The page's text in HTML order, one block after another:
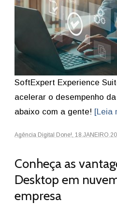
SoftExpert Experience
acelerar o desempenho
abaixo com a gente! [Leia
Agência Digital Done!,
Conheça as
Desktop em
empresa